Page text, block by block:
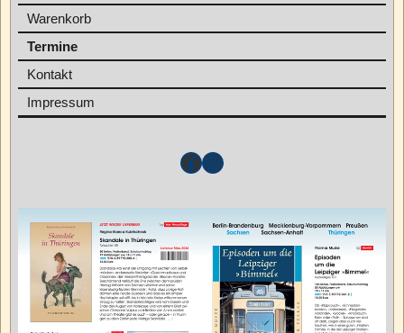
Warenkorb
Termine
Kontakt
Impressum